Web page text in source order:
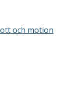
och motion